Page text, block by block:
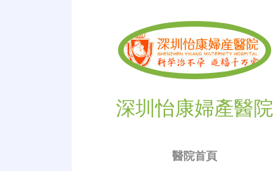
深圳怡康婦產醫院
醫院首頁